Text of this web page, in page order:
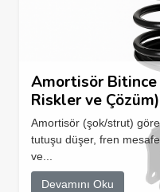
Amortisör
Riskler ve Çözüm)
Amortisör (şok/strut)
tutuşu düşer, fren
ve...
Devamını Oku